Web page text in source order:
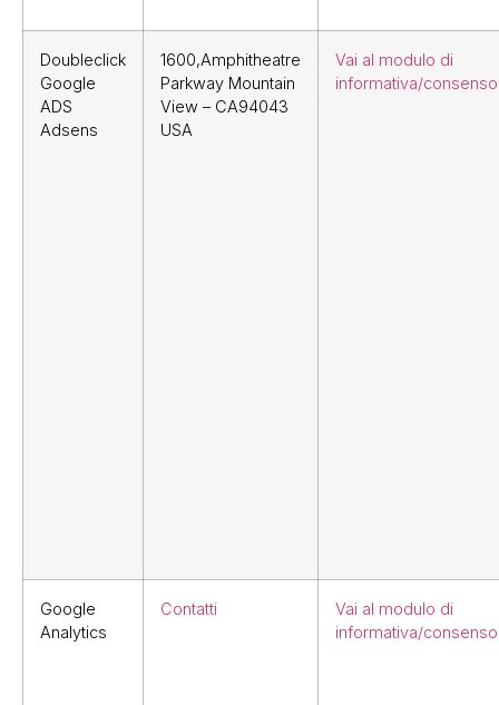
Doubleclick
Google
ADS
Adsens
1600,Amphitheatre
Parkway Mountain
View – CA94043
USA
Vai al modulo di
informativa/consenso
Google
Analytics
Contatti
Vai al modulo di
informativa/consenso